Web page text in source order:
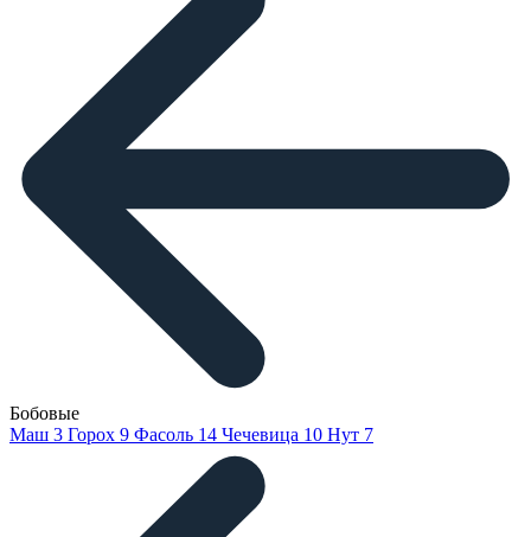
Бобовые
Маш 3 Горох 9 Фасоль 14 Чечевица 10 Нут 7